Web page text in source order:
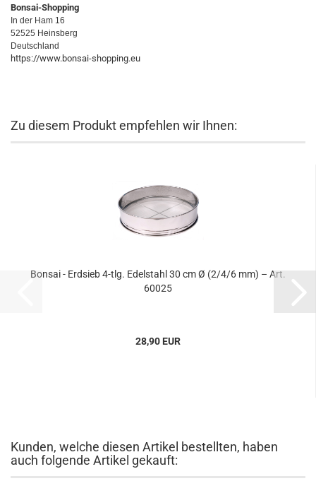
Bonsai-Shopping
In der Ham 16
52525 Heinsberg
Deutschland
https://www.bonsai-shopping.eu
Zu diesem Produkt empfehlen wir Ihnen:
Bonsai - Erdsieb 4-tlg. Edelstahl 30 cm Ø (2/4/6 mm) – Art.
60025
28,90 EUR
Kunden, welche diesen Artikel bestellten, haben
auch folgende Artikel gekauft: